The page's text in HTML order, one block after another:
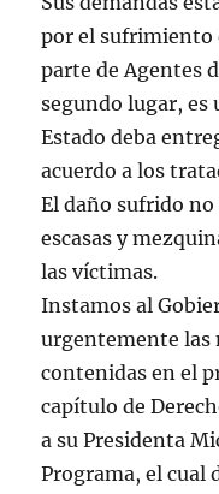
por el sufrimiento
parte de Agentes
segundo lugar, es
Estado deba
acuerdo a los
El daño sufrido
escasas y
las víctimas.
Instamos al
urgentemente las
contenidas en el
capítulo de
a su Presidenta
Programa, el cual